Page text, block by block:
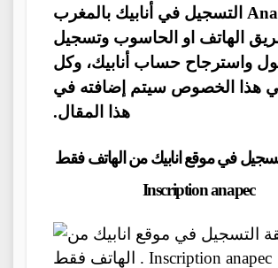
Anapec 2024 التسجيل في أنابيك بالمغرب
الهاتف او الحاسوب وتسجيل
واسترجاح حساب أنابيك، وكل
هذا الخصوص سيتم إضافته في
هذا المقال.
في موقع انابيك من الهاتف فقط –
Inscription anapec